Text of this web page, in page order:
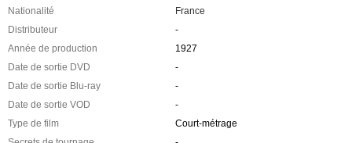
Nationalité
France
Distributeur
-
Année de production
1927
Date de sortie DVD
-
Date de sortie Blu-ray
-
Date de sortie VOD
-
Type de film
Court-métrage